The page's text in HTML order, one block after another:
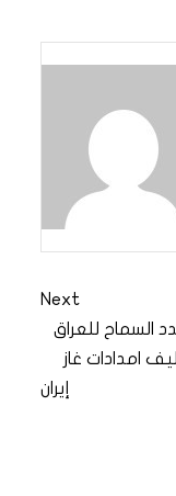
Next
السماح للعراق
امدادات غاز
إيران